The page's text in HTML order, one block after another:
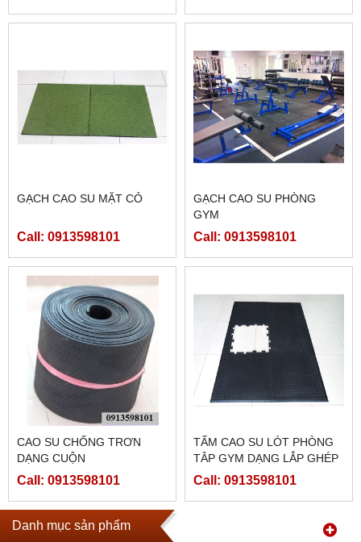
Danh mục sản phẩm
GẠCH CAO SU MẶT CỎ
Call: 0913598101
GẠCH CAO SU PHÒNG
GYM
Call: 0913598101
CAO SU CHỐNG TRƠN
DẠNG CUỘN
Call: 0913598101
TẤM CAO SU LÓT PHÒNG
TÂP GYM DẠNG LẮP GHÉP
CÓ BIÊN
Call: 0913598101